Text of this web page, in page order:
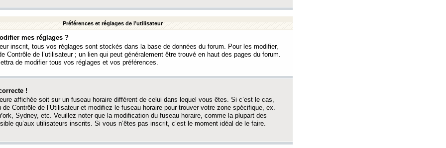
Préférences et réglages de l’utilisateur
mes réglages ?
inscrit, tous vos réglages sont stockés dans la base de données du forum. Pour les modifier,
Contrôle de l’utilisateur ; un lien qui peut généralement être trouvé en haut des pages du forum.
de modifier tous vos réglages et vos préférences.
!
affichée soit sur un fuseau horaire différent de celui dans lequel vous êtes. Si c’est le cas,
Contrôle de l’Utilisateur et modifiez le fuseau horaire pour trouver votre zone spécifique, ex.
Sydney, etc. Veuillez noter que la modification du fuseau horaire, comme la plupart des
qu’aux utilisateurs inscrits. Si vous n’êtes pas inscrit, c’est le moment idéal de le faire.